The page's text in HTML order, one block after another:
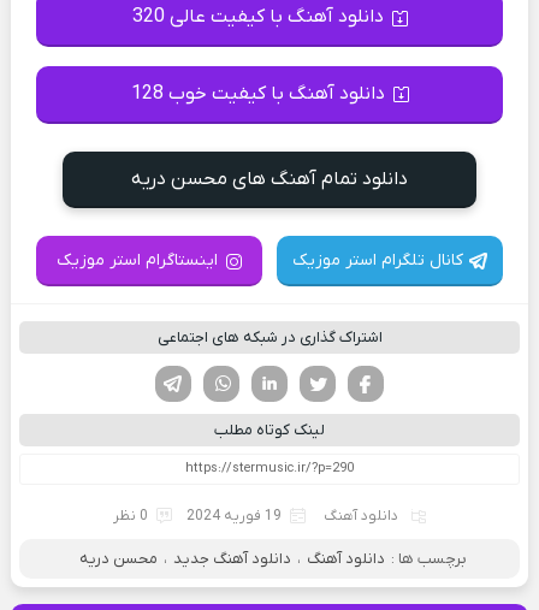
دانلود آهنگ با کیفیت عالی 320
دانلود آهنگ با کیفیت خوب 128
دانلود تمام آهنگ های محسن دریه
کانال تلگرام استر موزیک اینستاگرام استر موزیک
اشتراک گذاری در شبکه های اجتماعی
لینکدین تویتر
فیسوک
لینک کوتاه مطلب
دانلود آهنگ 19 فوریه 2024 0 نظر
برچسب ها : دانلود آهنگ ، دانلود آهنگ جدید ، محسن دریه